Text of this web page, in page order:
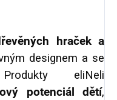
hraček a
designem a se
eliNeli
potenciál dětí,